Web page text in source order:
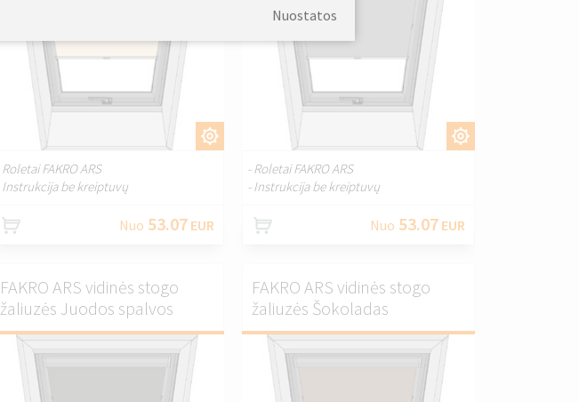
Roletai FAKRO ARS
Instrukcija be kreiptuvų
Nuo 53.07EUR
- Roletai FAKRO ARS
- Instrukcija be kreiptuvų
Nuo 53.07 EUR
FAKRO ARS vidinės stogo
žaliuzės Juodos spalvos
FAKRO ARS vidinės stogo
žaliuzės Šokoladas
Nuostatos